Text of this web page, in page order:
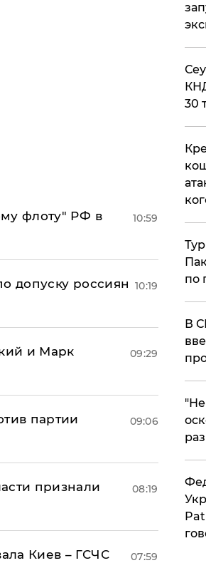
флоту" РФ в
10:59
допуску россиян 10:19
и Марк
09:29
партии
09:06
признали
08:19
Киев – ГСЧС
07:59
30
по
В